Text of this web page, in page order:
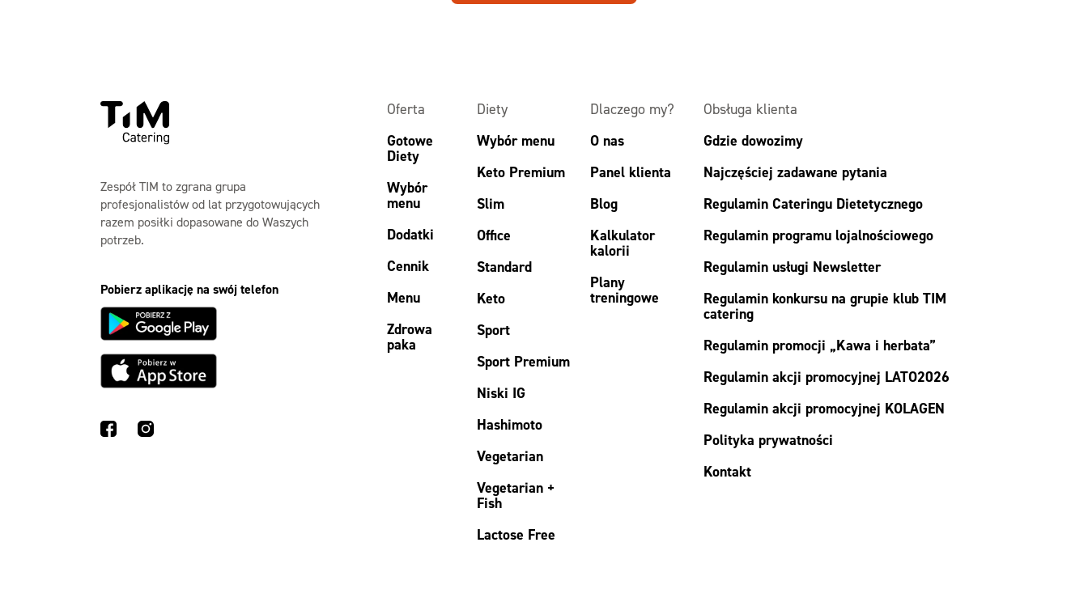
Zespół TIM to zgrana grupa
profesjonalistów od lat przygotowujących
razem posiłki dopasowane do Waszych
potrzeb.
Pobierz aplikację na swój telefon
Oferta
Gotowe
Diety
Wybór
menu
Dodatki
Cennik
Menu
Zdrowa
paka
Diety
Wybór menu
Keto Premium
Slim
Office
Standard
Keto
Sport
Sport Premium
Niski IG
Hashimoto
Vegetarian
Vegetarian +
Fish
Lactose Free
Dlaczego my?
O nas
Panel klienta
Blog
Kalkulator
kalorii
Plany
treningowe
Obsługa klienta
Gdzie dowozimy
Najczęściej zadawane pytania
Regulamin Cateringu Dietetycznego
Regulamin programu lojalnościowego
Regulamin usługi Newsletter
Regulamin konkursu na grupie klub TIM
catering
Regulamin promocji „Kawa i herbata”
Regulamin akcji promocyjnej LATO2026
Regulamin akcji promocyjnej KOLAGEN
Polityka prywatności
Kontakt